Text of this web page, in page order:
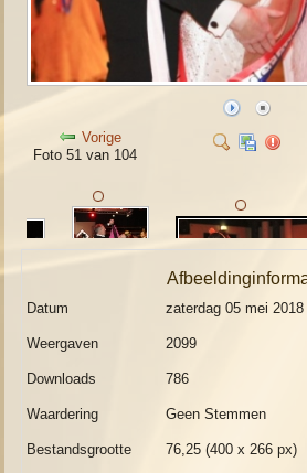
Vorige
Foto 51 van 104
Datum zaterdag 05 mei 2018
Weergaven 2099
Downloads 786
Waardering Geen Stemmen
Bestandsgrootte 76,25 (400 x 266 px)